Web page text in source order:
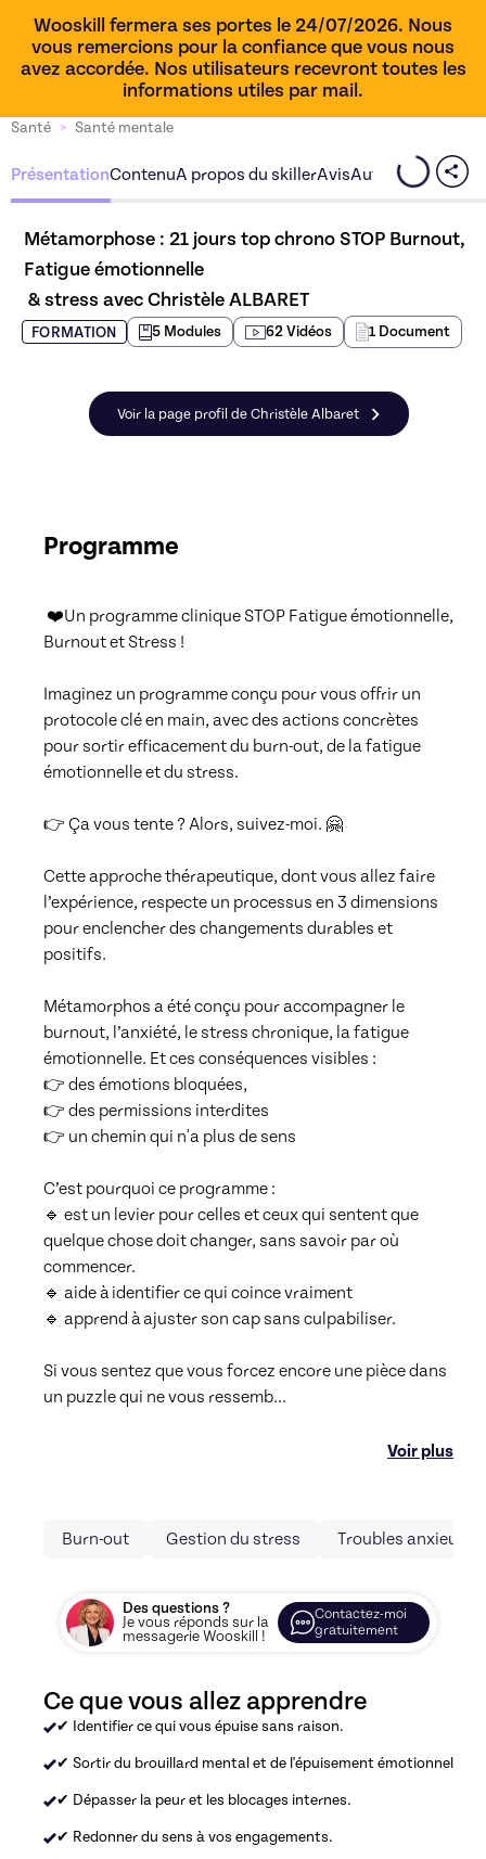
Wooskill fermera ses portes le 24/07/2026. Nous
vous remercions pour la confiance que vous nous
avez accordée. Nos utilisateurs recevront toutes les
informations utiles par mail.
Santé > Santé mentale
PrésentationContenuA propos du skillerAvisAutres offres du
Métamorphose : 21 jours top chrono STOP Burnout,
Fatigue émotionnelle
& stress avec Christèle ALBARET
FORMATION 5Modules 62Vidéos 1Document
Voir la page profil de Christèle Albaret
Programme
Burnout et Stress !
Imaginez un programme conçu pour vous offrir un
protocole clé en main, avec des actions concrètes
pour sortir efficacement du burn-out, de la fatigue
émotionnelle et du stress.
👉 Ça vous tente ? Alors, suivez-moi. 🤗
Cette approche thérapeutique, dont vous allez faire
l’expérience, respecte un processus en 3 dimensions
pour enclencher des changements durables et
positifs.
Métamorphos a été conçu pour accompagner le
burnout, l’anxiété, le stress chronique, la fatigue
émotionnelle. Et ces conséquences visibles :
👉 des émotions bloquées,
👉 des permissions interdites
👉 un chemin qui n'a plus de sens
C’est pourquoi ce programme :
🔹 est un levier pour celles et ceux qui sentent que
quelque chose doit changer, sans savoir par où
commencer.
🔹 aide à identifier ce qui coince vraiment
🔹 apprend à ajuster son cap sans culpabiliser.
Si vous sentez que vous forcez encore une pièce dans
un puzzle qui ne vous ressemb...
Voir plus
Burn-out Gestion du stress Troubles anxieux
Des questions ?
Je vous réponds sur la
messagerie Wooskill !
Contactez-moi
gratuitement
Ce que vous allez apprendre
✔ Identifier ce qui vous épuise sans raison.
✔ Sortir du brouillard mental et de l'épuisement émotionnel
✔ Dépasser la peur et les blocages internes.​
✔ Redonner du sens à vos engagements.